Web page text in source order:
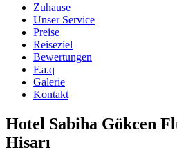
Zuhause
Unser Service
Preise
Reiseziel
Bewertungen
F.a.q
Galerie
Kontakt
Hotel Sabiha Gökcen
Hisarı